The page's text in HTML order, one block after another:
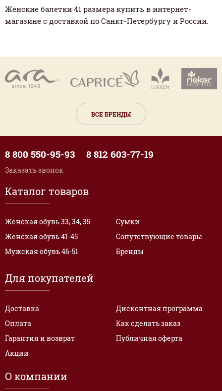
Женские балетки 41 размера купить в интернет-
магазине с доставкой по Санкт-Петербургу и России.
ВСЕ БРЕНДЫ
Каталог товаров
Женская обувь 33, 34, 35
Женская обувь 41-45
Мужская обувь 46-51
Сумки
Сопутствующие товары
Бренды
Для покупателей
Доставка
Оплата
Гарантия и возврат
Акции
Дисконтная программа
Как сделать заказ
Публичная оферта
О компании
8 800 550-95-93 8 812 603-77-19
Заказать звонок